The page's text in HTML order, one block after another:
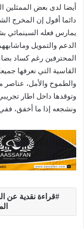
أيضا لدى بعض الممثلين
دائما أقول إن المخرج
يمارس فعله
الدعم والتمويل
المحترفين رغم كساد
القاسية التي نعرفها
والطموح والأمل، عناصر
وتوقدها داخل اطار
ونشجعه إذا ما أخفق، ففي
قراءة نقدية عن